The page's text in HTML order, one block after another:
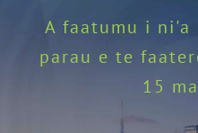
A faatumu i ni'a
parau e te
15